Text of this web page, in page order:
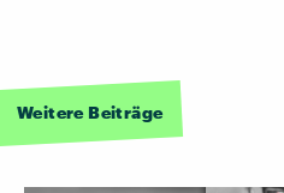
Weitere Beiträge